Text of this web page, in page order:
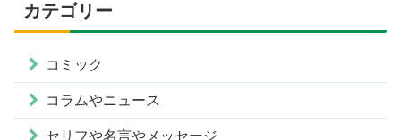
カテゴリー
コミック
コラムやニュース
セリフや名言やメッセージ